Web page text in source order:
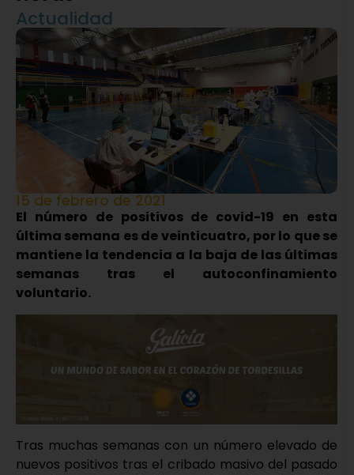
Actualidad
15 de febrero de 2021
El número de positivos de covid-19 en esta
última semana es de veinticuatro, por lo que se
mantiene la tendencia a la baja de las últimas
semanas tras el autoconfinamiento
voluntario.
Tras muchas semanas con un número elevado de
nuevos positivos tras el cribado masivo del pasado